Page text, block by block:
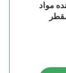
مواد